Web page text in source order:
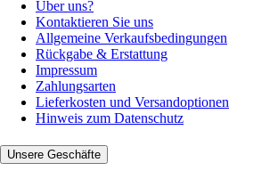
Über uns?
Kontaktieren Sie uns
Allgemeine Verkaufsbedingungen
Rückgabe & Erstattung
Impressum
Zahlungsarten
Lieferkosten und Versandoptionen
Hinweis zum Datenschutz
Unsere Geschäfte